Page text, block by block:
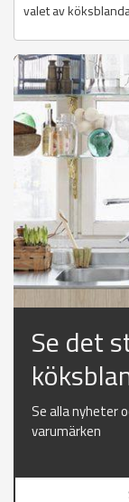
valet av
Se det
Se alla nyheter
varumärken